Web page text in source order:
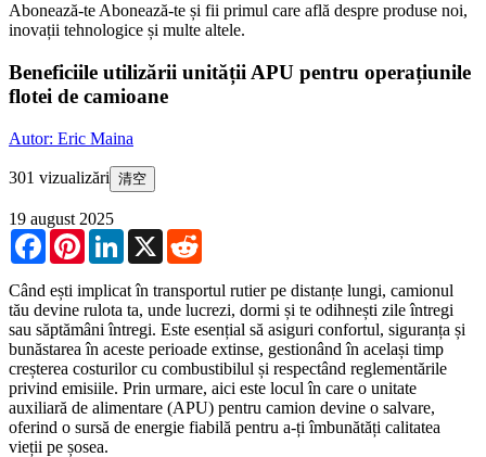
Abonează-te Abonează-te și fii primul care află despre produse noi,
inovații tehnologice și multe altele.
Beneficiile utilizării unității APU pentru operațiunile
flotei de camioane
Autor: Eric Maina
301 vizualizări 清空
19 august 2025
FacebookPinterestLinkedIn
X
Când ești implicat în transportul rutier pe distanțe lungi, camionul
tău devine rulota ta, unde lucrezi, dormi și te odihnești zile întregi
sau săptămâni întregi. Este esențial să asiguri confortul, siguranța și
bunăstarea în aceste perioade extinse, gestionând în același timp
creșterea costurilor cu combustibilul și respectând reglementările
privind emisiile. Prin urmare, aici este locul în care o unitate
auxiliară de alimentare (APU) pentru camion devine o salvare,
oferind o sursă de energie fiabilă pentru a-ți îmbunătăți calitatea
vieții pe șosea.